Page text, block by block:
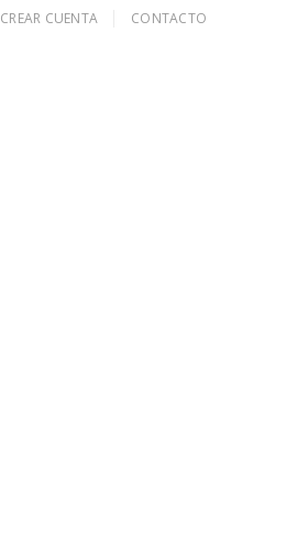
CREAR CUENTA CONTACTO